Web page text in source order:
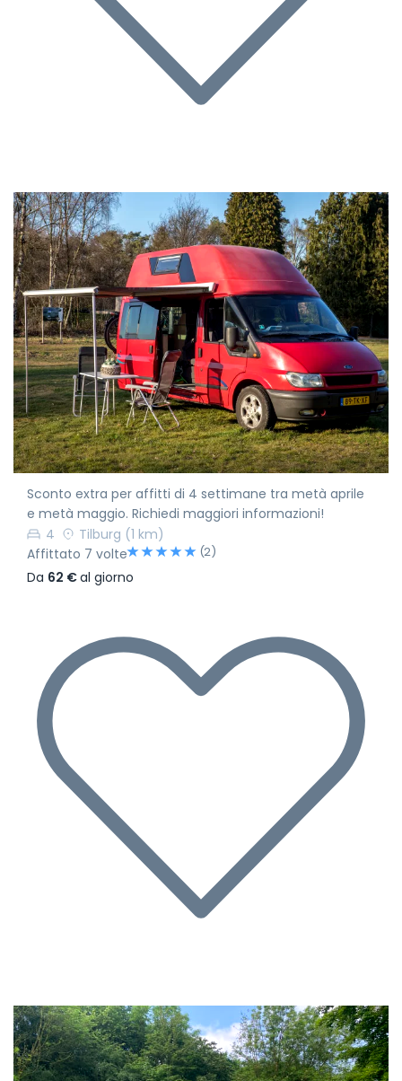
Sconto extra per affitti di 4 settimane tra metà aprile
e metà maggio. Richiedi maggiori informazioni!
4
Tilburg (1 km)
Affittato 7 volte
(2)
Da 62 €al giorno